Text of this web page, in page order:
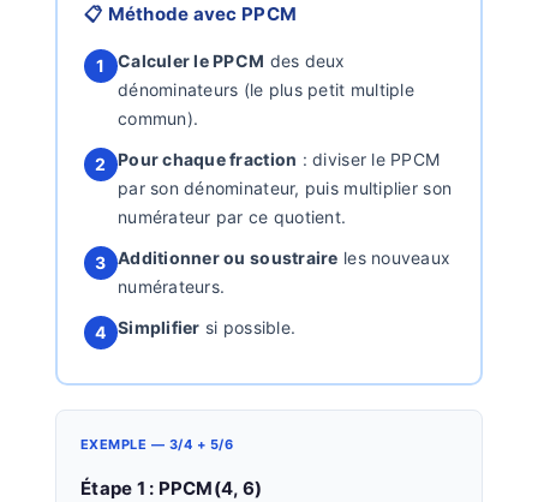
📋 Méthode avec PPCM
1 Calculer le PPCM des deux
dénominateurs (le plus petit multiple
commun).
2 Pour chaque fraction : diviser le PPCM
par son dénominateur, puis multiplier son
numérateur par ce quotient.
3 Additionner ou soustraire les nouveaux
numérateurs.
4 Simplifier si possible.
EXEMPLE — 3/4 + 5/6
Étape 1 : PPCM(4, 6)